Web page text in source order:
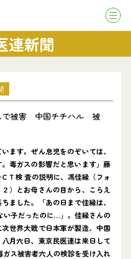
連新聞
で被害 中国チチハル 被
ます。ぜん息児をのぞいては、
毒ガスの影響だと思います」藤
Ｔ検 査の説明に、馮佳縁（フォ
）とお母さんの目から、こらえ
ました。「あの日まで佳縁は、
い子だったのに…」。佳縁さんの
世界大戦で日本軍が製造、中国
月六日、東京民医連は来日して
ス被害者六人の検診を受け入れ